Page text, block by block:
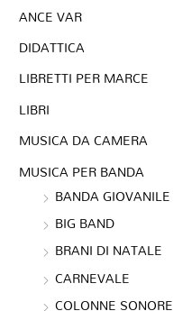
ANCE VAR
DIDATTICA
LIBRETTI PER MARCE
LIBRI
MUSICA DA CAMERA
MUSICA PER BANDA
BANDA GIOVANILE
BIG BAND
BRANI DI NATALE
CARNEVALE
COLONNE SONORE